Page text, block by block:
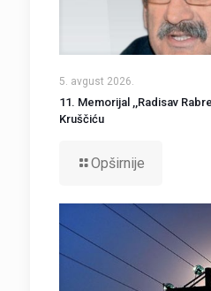
5. avgust 2026.
11. Memorijal ,,Radisav
Kruščiću
Opširnije